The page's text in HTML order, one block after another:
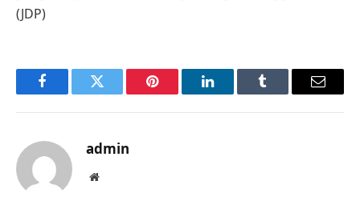
(JDP)
FacebookTwitter Pinterest LinkedInTumblr Email
admin
Website